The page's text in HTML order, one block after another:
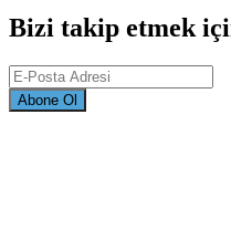
Bizi takip etmek
Abone Ol